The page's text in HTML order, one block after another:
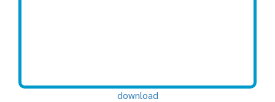
download